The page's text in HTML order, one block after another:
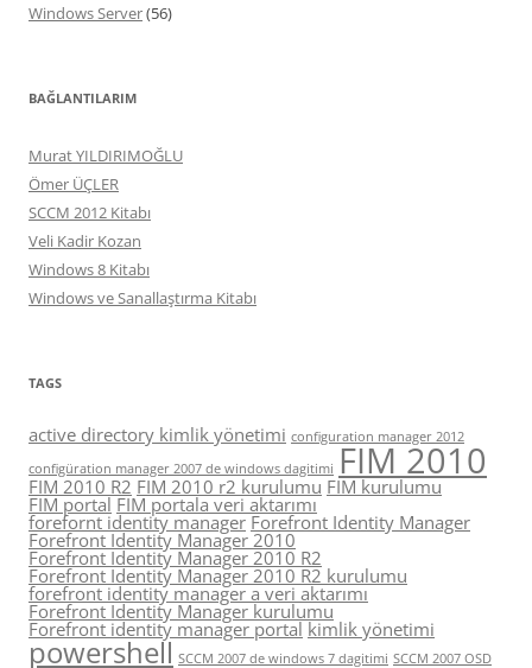
Windows Server(56)
BAĞLANTILARIM
Murat YILDIRIMOĞLU
Ömer ÜÇLER
SCCM 2012 Kitabı
Veli Kadir Kozan
Windows 8 Kitabı
Windows ve Sanallaştırma Kitabı
TAGS
active directory kimlik yönetimi configuration manager 2012
configüration manager 2007 de windows dagitimi FIM 2010
FIM 2010 R2 FIM 2010 r2 kurulumu FIM kurulumu
FIM portal FIM portala veri aktarımı
forefornt identity manager Forefront Identity Manager
Forefront Identity Manager 2010
Forefront Identity Manager 2010 R2
Forefront Identity Manager 2010 R2 kurulumu
forefront identity manager a veri aktarımı
Forefront Identity Manager kurulumu
Forefront identity manager portal kimlik yönetimi
powershell SCCM 2007 de windows 7 dagitimi SCCM 2007 OSD